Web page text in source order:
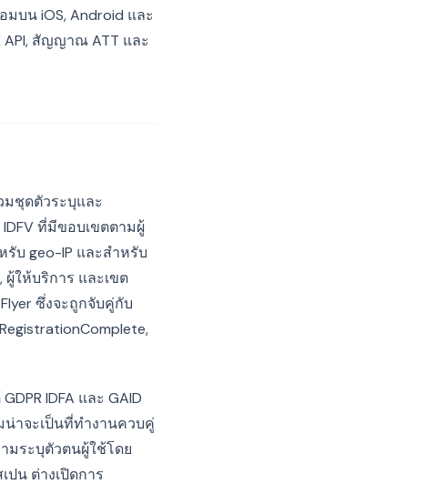
มบน iOS, Android และ
API, สัญญาณ ATT และ
มชุดตัวระบุและ
ที่มีขอบเขตตามผู้
รับ geo-IP และสำหรับ
ให้บริการ และเขต
ซึ่งจะถูกจับคู่กับ
IDFA และ GAID
าจะเป็นที่ทำงานควบคู่
มระบุตัวตนผู้ใช้โดย
ปน ต่างเปิดการ